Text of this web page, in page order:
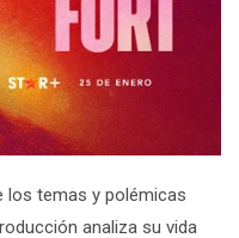
los temas y polémicas
analiza su vida